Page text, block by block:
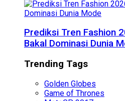
Prediksi Tren Fashion
Bakal Dominasi Dunia
Trending Tags
Golden Globes
Game of Thrones